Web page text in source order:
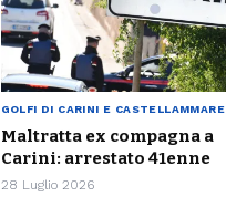
GOLFI DI CARINI E CASTELLAMMARE
Maltratta ex compagna a
Carini: arrestato 41enne
28 Luglio 2026